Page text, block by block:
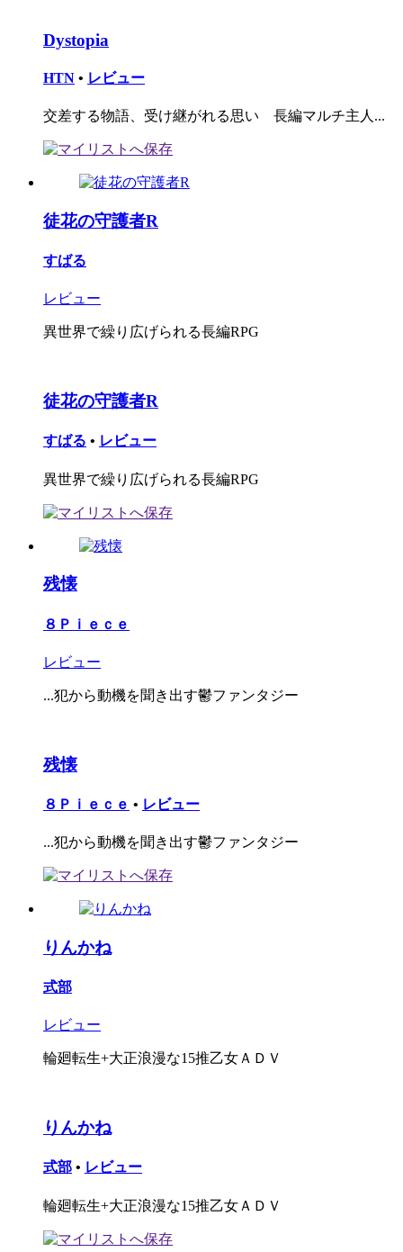
Dystopia
HTN • レビュー
交差する物語、受け継がれる思い 長編マルチ主人...
徒花の守護者R
すばる
レビュー
異世界で繰り広げられる長編RPG
徒花の守護者R
すばる • レビュー
異世界で繰り広げられる長編RPG
残懐
８Ｐｉｅｃｅ
レビュー
...犯から動機を聞き出す鬱ファンタジー
残懐
８Ｐｉｅｃｅ • レビュー
...犯から動機を聞き出す鬱ファンタジー
りんかね
式部
レビュー
輪廻転生+大正浪漫な15推乙女ＡＤＶ
りんかね
式部 • レビュー
輪廻転生+大正浪漫な15推乙女ＡＤＶ